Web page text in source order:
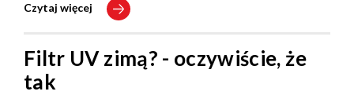
Czytaj więcej
Filtr UV zimą? - oczywiście, że
tak